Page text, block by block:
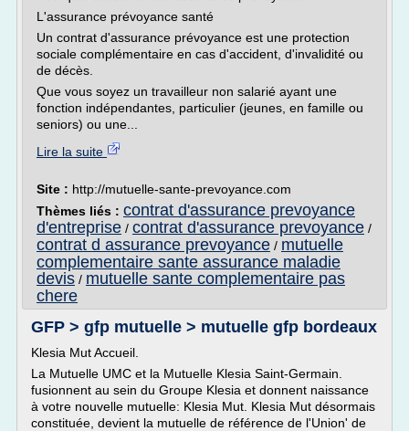
L'assurance prévoyance santé
Un contrat d'assurance prévoyance est une protection
sociale complémentaire en cas d'accident, d'invalidité ou
de décès.
Que vous soyez un travailleur non salarié ayant une
fonction indépendantes, particulier (jeunes, en famille ou
seniors) ou une...
Lire la suite
Site : http://mutuelle-sante-prevoyance.com
Thèmes liés : contrat d'assurance prevoyance
d'entreprise / contrat d'assurance prevoyance /
contrat d assurance prevoyance / mutuelle
complementaire sante assurance maladie
devis / mutuelle sante complementaire pas
chere
GFP > gfp mutuelle > mutuelle gfp bordeaux
Klesia Mut Accueil.
La Mutuelle UMC et la Mutuelle Klesia Saint-Germain.
fusionnent au sein du Groupe Klesia et donnent naissance
à votre nouvelle mutuelle: Klesia Mut. Klesia Mut désormais
constituée, devient la mutuelle de référence de l'Union' de